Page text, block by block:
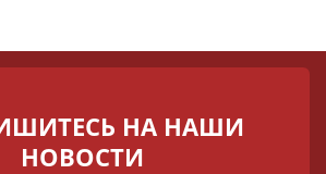
НА НАШИ
НОВОСТИ